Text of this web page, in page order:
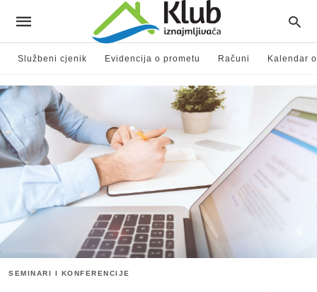
Službeni cjenik Evidencija o prometu Računi Kalendar
SEMINARI I KONFERENCIJE